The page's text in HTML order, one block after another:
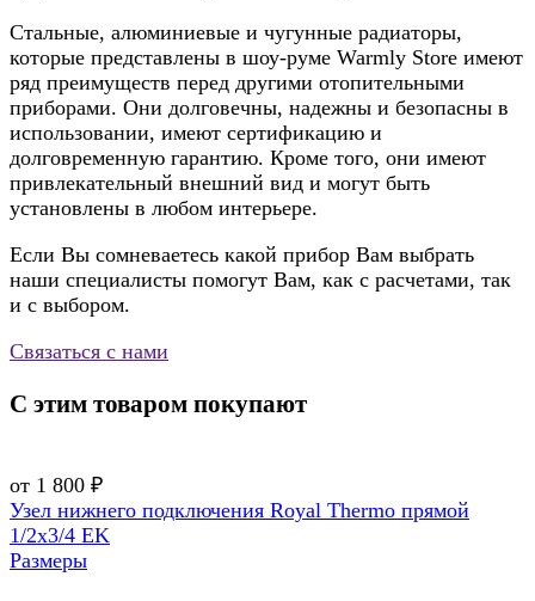
Стальные, алюминиевые и чугунные радиаторы,
которые представлены в шоу-руме Warmly Store имеют
ряд преимуществ перед другими отопительными
приборами. Они долговечны, надежны и безопасны в
использовании, имеют сертификацию и
долговременную гарантию. Кроме того, они имеют
привлекательный внешний вид и могут быть
установлены в любом интерьере.
Если Вы сомневаетесь какой прибор Вам выбрать
наши специалисты помогут Вам, как с расчетами, так
и с выбором.
Связаться с нами
С этим товаром покупают
от 1 800 ₽
Узел нижнего подключения Royal Thermo прямой
1/2х3/4 EK
Размеры